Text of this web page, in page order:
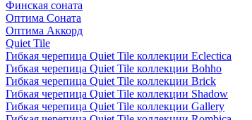
Финская соната
Оптима Соната
Оптима Аккорд
Quiet Tile
Гибкая черепица Quiet Tile коллекции Eclectica
Гибкая черепица Quiet Tile коллекции Bohho
Гибкая черепица Quiet Tile коллекции Brick
Гибкая черепица Quiet Tile коллекции Shadow
Гибкая черепица Quiet Tile коллекции Gallery